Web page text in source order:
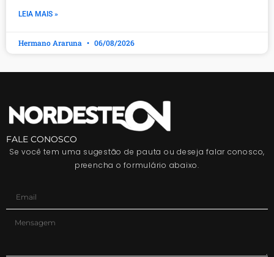
LEIA MAIS »
Hermano Araruna 06/08/2026
FALE CONOSCO
Se você tem uma sugestão de pauta ou deseja falar conosco,
preencha o formulário abaixo.